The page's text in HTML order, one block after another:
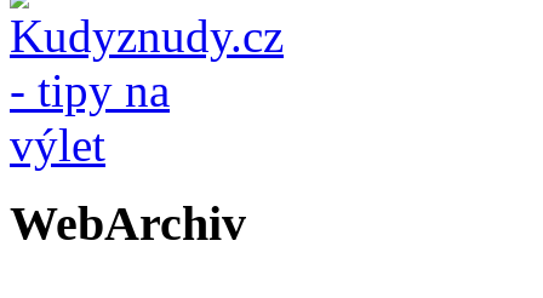
WebArchiv